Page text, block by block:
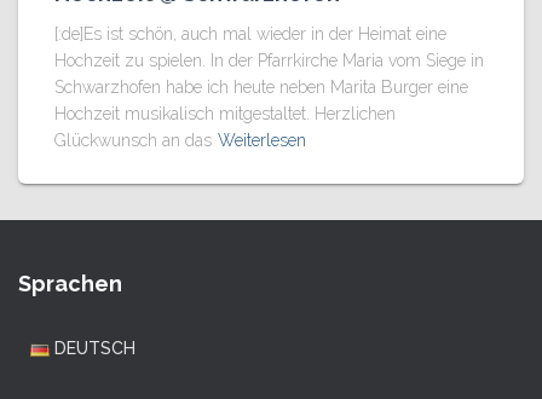
[:de]Es ist schön, auch mal wieder in der Heimat eine
Hochzeit zu spielen. In der Pfarrkirche Maria vom Siege in
Schwarzhofen habe ich heute neben Marita Burger eine
Hochzeit musikalisch mitgestaltet. Herzlichen
Glückwunsch an das Weiterlesen
Sprachen
DEUTSCH